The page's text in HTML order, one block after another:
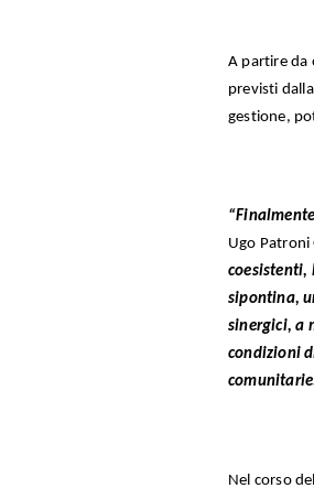
A partire da
previsti
gestione,
Ugo Patroni
coesistenti,
sipontina,
sinergici, a
condizioni
Nel corso